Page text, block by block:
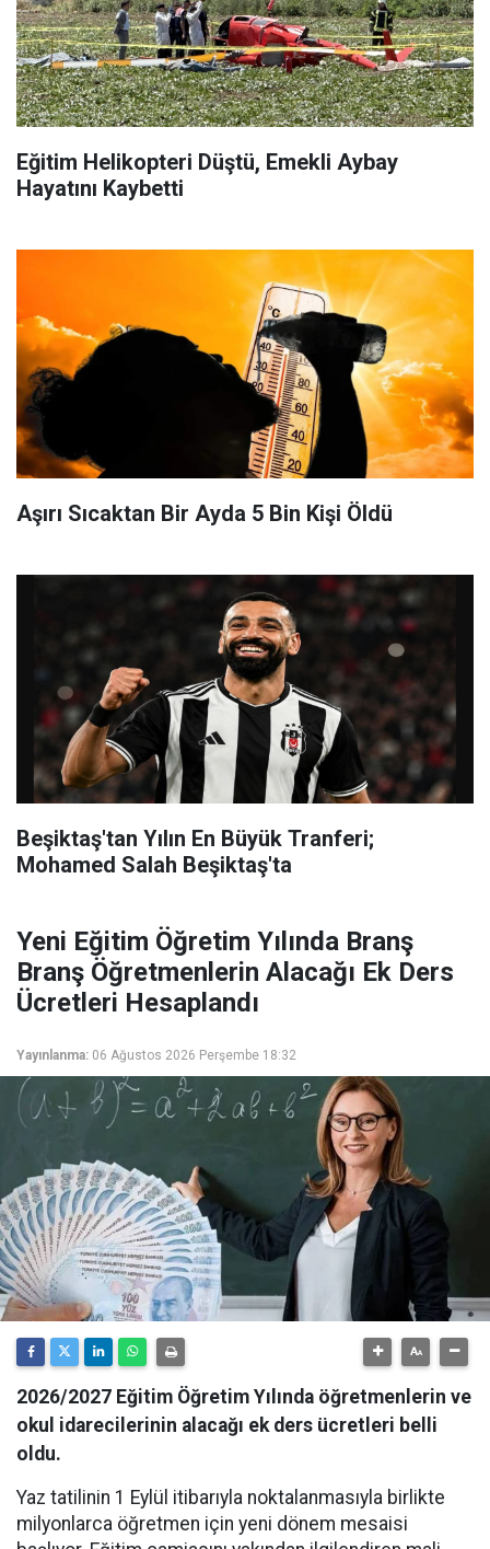
Eğitim Helikopteri Düştü, Emekli Aybay
Hayatını Kaybetti
Aşırı Sıcaktan Bir Ayda 5 Bin Kişi Öldü
Beşiktaş'tan Yılın En Büyük Tranferi;
Mohamed Salah Beşiktaş'ta
Yeni Eğitim Öğretim Yılında Branş
Branş Öğretmenlerin Alacağı Ek Ders
Ücretleri Hesaplandı
Yayınlanma: 06 Ağustos 2026 Perşembe 18:32
2026/2027 Eğitim Öğretim Yılında öğretmenlerin ve
okul idarecilerinin alacağı ek ders ücretleri belli
oldu.
Yaz tatilinin 1 Eylül itibarıyla noktalanmasıyla birlikte
milyonlarca öğretmen için yeni dönem mesaisi